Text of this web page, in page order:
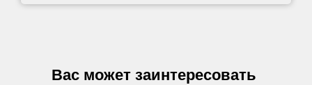
Вас может заинтересовать